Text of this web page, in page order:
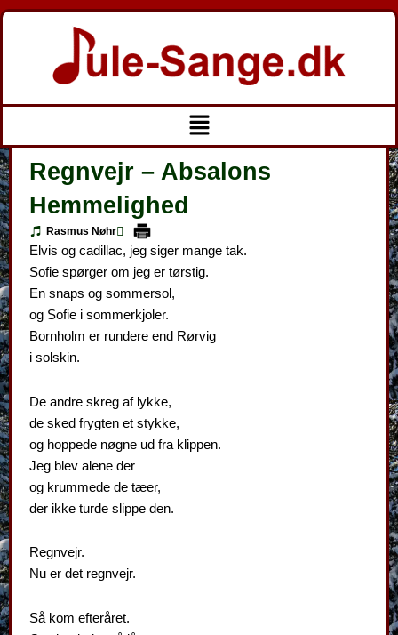
Gå
Menu
Regnvejr – Absalons
Hemmelighed
Rasmus Nøhr
Elvis og cadillac, jeg siger mange tak.
Sofie spørger om jeg er tørstig.
En snaps og sommersol,
og Sofie i sommerkjoler.
Bornholm er rundere end Rørvig
i solskin.
De andre skreg af lykke,
de sked frygten et stykke,
og hoppede nøgne ud fra klippen.
Jeg blev alene der
og krummede de tæer,
der ikke turde slippe den.
Regnvejr.
Nu er det regnvejr.
Så kom efteråret.